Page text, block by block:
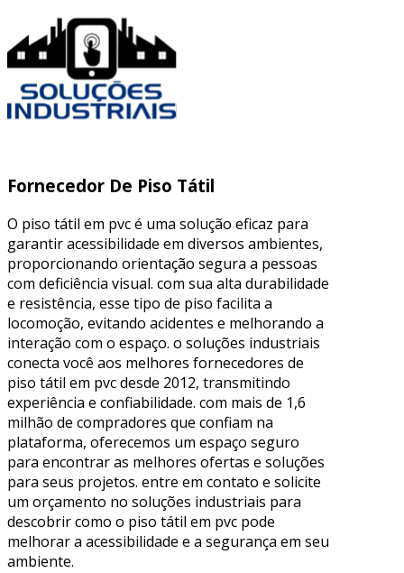
Fornecedor De Piso Tátil
O piso tátil em pvc é uma solução eficaz para
garantir acessibilidade em diversos ambientes,
proporcionando orientação segura a pessoas
com deficiência visual. com sua alta durabilidade
e resistência, esse tipo de piso facilita a
locomoção, evitando acidentes e melhorando a
interação com o espaço. o soluções industriais
conecta você aos melhores fornecedores de
piso tátil em pvc desde 2012, transmitindo
experiência e confiabilidade. com mais de 1,6
milhão de compradores que confiam na
plataforma, oferecemos um espaço seguro
para encontrar as melhores ofertas e soluções
para seus projetos. entre em contato e solicite
um orçamento no soluções industriais para
descobrir como o piso tátil em pvc pode
melhorar a acessibilidade e a segurança em seu
ambiente.